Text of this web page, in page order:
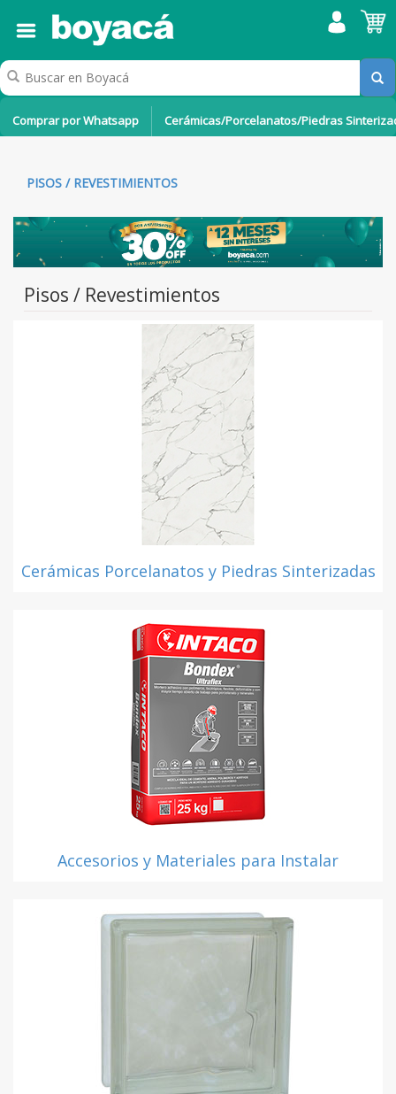
Comprar por Whatsapp Cerámicas/Porcelanatos/Piedras
PISOS / REVESTIMIENTOS
Pisos / Revestimientos
Cerámicas Porcelanatos y Piedras Sinterizadas
Accesorios y Materiales para Instalar